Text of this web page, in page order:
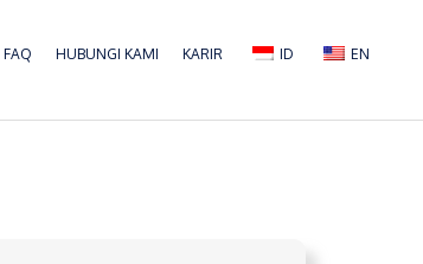
FAQ HUBUNGI KAMI KARIR ID EN